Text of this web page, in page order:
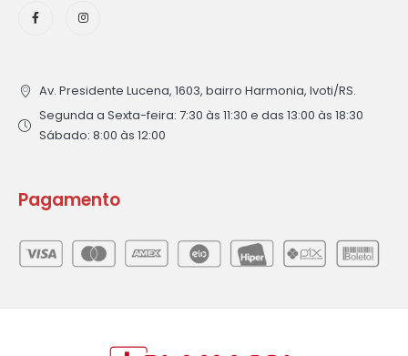
Av. Presidente Lucena, 1603, bairro Harmonia, Ivoti/RS.
Segunda a Sexta-feira: 7:30 às 11:30 e das 13:00 às 18:30
Sábado: 8:00 às 12:00
Pagamento